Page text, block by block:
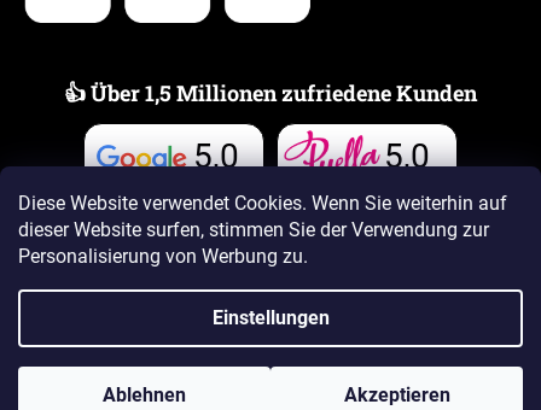
Diese Website verwendet Cookies. Wenn Sie weiterhin auf
dieser Website surfen, stimmen Sie der Verwendung zur
Personalisierung von Werbung zu.
Einstellungen
Ablehnen Akzeptieren
👍 Über 1,5 Millionen zufriedene Kunden
5,0
Bewertungen
5,0
Copyright 2026www.PUELLAdufte.de . Alle Rechte vorbehalten.